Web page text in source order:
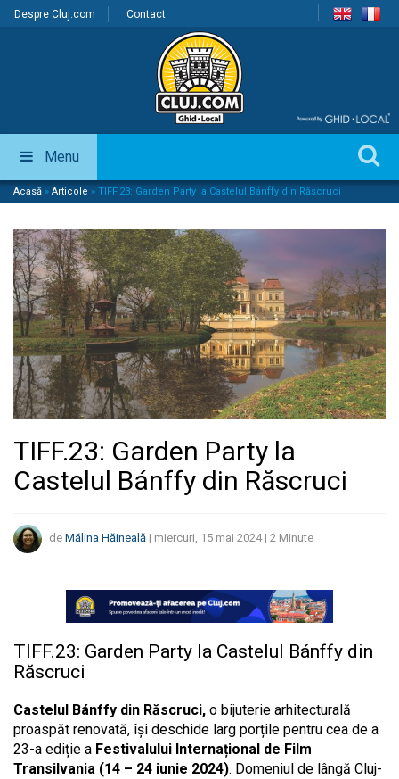
Despre Cluj.com Contact
Menu
Acasă » Articole » TIFF.23: Garden Party la Castelul Bánffy din Răscruci
TIFF.23: Garden Party la
Castelul Bánffy din Răscruci
de Mălina Hăineală | miercuri, 15 mai 2024| 2 Minute
TIFF.23: Garden Party la Castelul Bánffy din
Răscruci
Castelul Bánffy din Răscruci, o bijuterie arhitecturală
proaspăt renovată, își deschide larg porțile pentru cea de a
23-a ediție a Festivalului Internațional de Film
Transilvania (14 – 24 iunie 2024). Domeniul de lângă Cluj-